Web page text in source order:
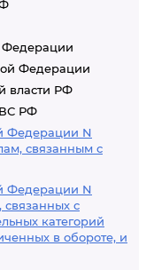
Федерации
Федерации
власти РФ
РФ
Федерации N
связанным с
Федерации N
связанных с
категорий
в обороте, и